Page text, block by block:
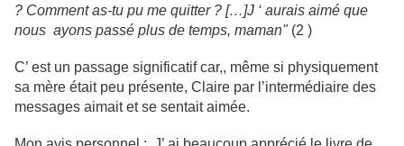
? Comment as-tu pu me quitter ? […]J ‘ aurais aimé que
nous ayons passé plus de temps, maman"(2 )
C’ est un passage significatif car,, même si physiquement
sa mère était peu présente, Claire par l’intermédiaire des
messages aimait et se sentait aimée.